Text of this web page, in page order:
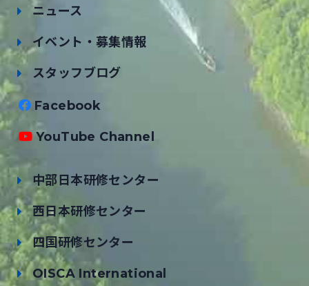
ニュース
イベント・募集情報
スタッフブログ
Facebook
YouTube Channel
中部日本研修センター
西日本研修センター
四国研修センター
OISCA International